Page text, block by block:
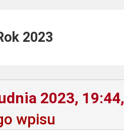
2023
2023, 19:44,
wpisu